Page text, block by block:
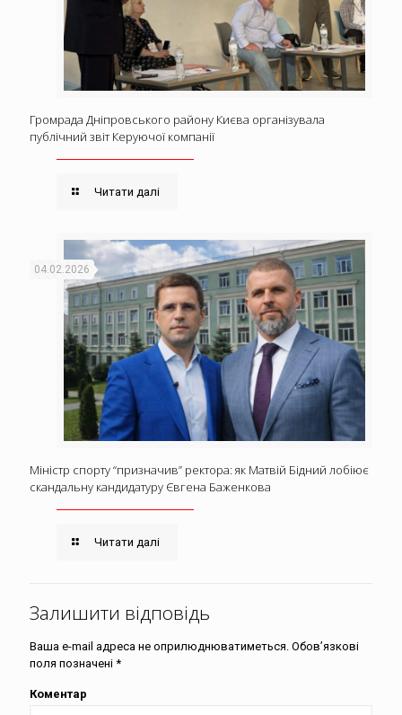
Громрада Дніпровського району Києва організувала
публічний звіт Керуючої компанії
Читати далі
04.02.2026
Міністр спорту “призначив” ректора: як Матвій Бідний лобіює
скандальну кандидатуру Євгена Баженкова
Читати далі
Залишити відповідь
Ваша e-mail адреса не оприлюднюватиметься. Обов’язкові
поля позначені *
Коментар